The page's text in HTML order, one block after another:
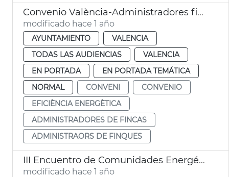
Convenio València-Administradores fincas eficiencia energètica
modificado hace 1 año
AYUNTAMIENTO
VALENCIA
TODAS LAS AUDIENCIAS
VALENCIA
EN PORTADA
EN PORTADA TEMÁTICA
NORMAL
CONVENI
CONVENIO
EFICIÈNCIA ENERGÈTICA
ADMINISTRADORES DE FINCAS
ADMINISTRAORS DE FINQUES
III Encuentro de Comunidades Energéticas Locales de València
modificado hace 1 año